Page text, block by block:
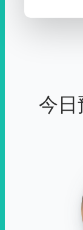
今日